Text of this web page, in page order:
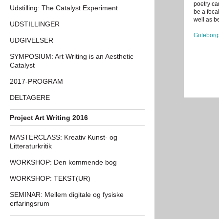
poetry
be a
well as
Udstilling: The Catalyst Experiment
UDSTILLINGER
UDGIVELSER
SYMPOSIUM: Art Writing is an Aesthetic
Catalyst
2017-PROGRAM
DELTAGERE
Project Art Writing 2016
MASTERCLASS: Kreativ Kunst- og
Litteraturkritik
WORKSHOP: Den kommende bog
WORKSHOP: TEKST(UR)
SEMINAR: Mellem digitale og fysiske
erfaringsrum